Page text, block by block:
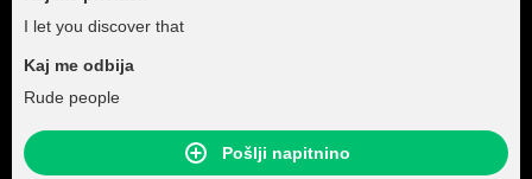
I let you discover that
Kaj me odbija
Rude people
Pošlji napitnino